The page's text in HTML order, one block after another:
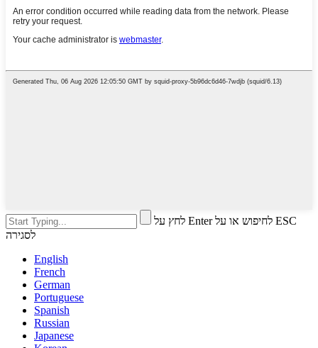
לחץ על Enter לחיפוש או על ESC
לסגירה
English
French
German
Portuguese
Spanish
Russian
Japanese